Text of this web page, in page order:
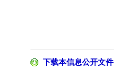
下载本信息公开文件